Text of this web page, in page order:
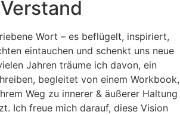
Wort – es beflügelt, inspiriert,
eintauchen und schenkt uns neue
Jahren träume ich davon, ein
begleitet von einem Workbook,
Weg zu innerer & äußerer Haltung
Ich freue mich darauf, diese Vision